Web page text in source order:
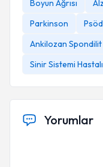
Boyun Ağrısı
Parkinson
Ankilozan Spondilit
Sinir Sistemi
Yorumlar